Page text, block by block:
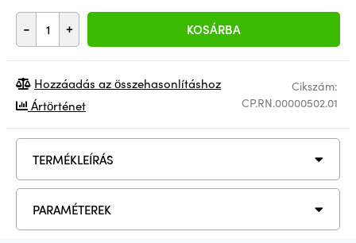
- + KOSÁRBA
Cikszám:
CP.RN.00000502.01
Hozzáadás az összehasonlításhoz
Ártörténet
TERMÉKLEÍRÁS
PARAMÉTEREK